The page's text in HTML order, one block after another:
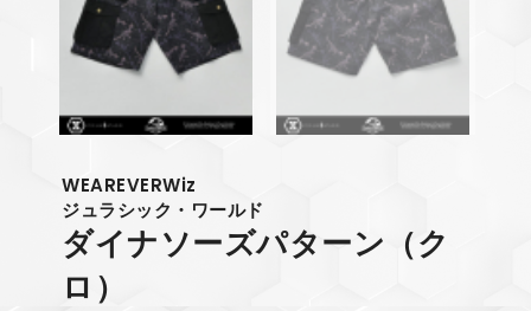
WEAREVERWiz
ジュラシック・ワールド
ダイナソーズパターン（ク
ロ）